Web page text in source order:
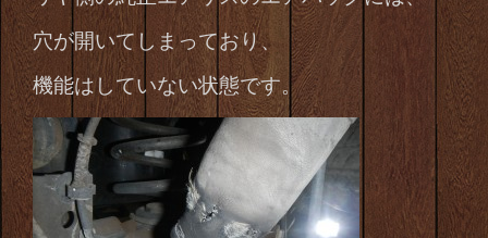
穴が開いてしまっており、
機能はしていない状態です。